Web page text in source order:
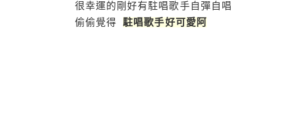
很幸運的剛好有駐唱歌手自彈自唱
偷偷覺得 駐唱歌手好可愛阿